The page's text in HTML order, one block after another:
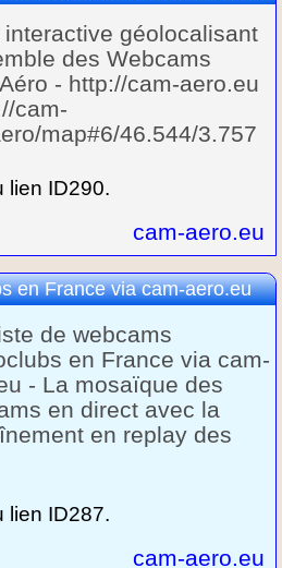
interactive géolocalisant
des Webcams
- http://cam-aero.eu
cam-
map#6/46.544/3.757
lien ID290.
cam-aero.eu
en France via cam-aero.eu
de webcams
en France via cam-
- La mosaïque des
en direct avec la
en replay des
lien ID287.
cam-aero.eu